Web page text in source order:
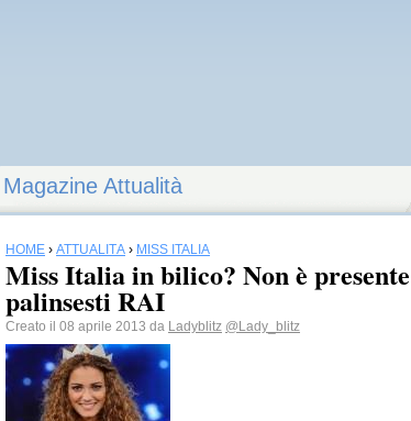
Magazine Attualità
HOME › ATTUALITÀ › MISS ITALIA
Miss Italia in bilico? Non è
palinsesti RAI
Creato il 08 aprile 2013 da Ladyblitz @Lady_blitz